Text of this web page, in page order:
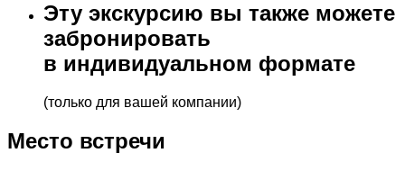
Эту экскурсию вы также можете
забронировать
в индивидуальном формате
(только для вашей компании)
Место встречи